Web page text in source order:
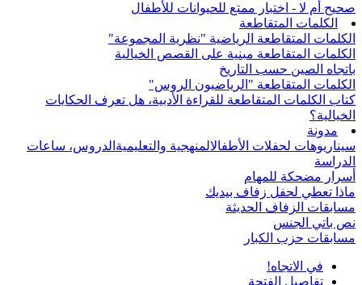
صحيح أم لا - اختبار ممتع للحيوانات للأطفال
الكلمات المتقاطعة
الكلمات المتقاطعة الرياضية "نظرية المجموعة"
الكلمات المتقاطعة مبنية على القصص الخيالية
باتجاه الصين حسب التاريخ
الكلمات المتقاطعة "الرياضيون الروس"
كتاب الكلمات المتقاطعة للقراءة الأدبية، هل تعرف الحكايات
الخيالية؟
مدونة
سيناريوهات لحفلات الأطفالالمنهجية والتعليمية الدروس، ساعات
الدراسة
أسرار مضحكة للمهام
ماذا تعطي لحفل زفاف بيديك
مسابقات الزفاف الحديثة
نص باتي الجنس
مسابقات حزب الكبار
في الاتجاه!
تفاصيل الفتحة